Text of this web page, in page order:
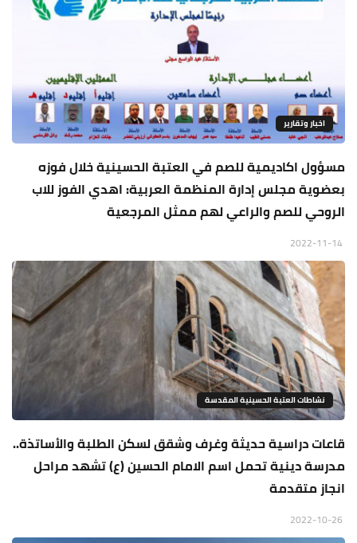
اخبار وتقارير
مسؤول اكاديمية للصم في العتبة الحسينية خلال فوزه
بعضوية مجلس إدارة المنظمة العربية: اهدي الفوز للاب
الروحي للصم والراعي لهم ممثل المرجعية
نشاطات العتبة الحسينية المقدسة
قاعات دراسية حديثة وغرف وشقق لسكن الطلبة والأساتذة..
مدرسة دينية تحمل اسم الامام الحسين (ع) تشهد مراحل
انجاز متقدمة